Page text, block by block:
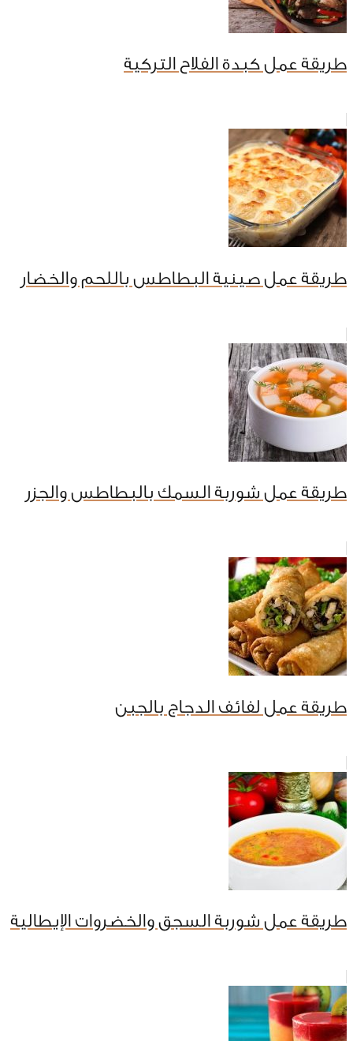
طريقة عمل كبدة الفلاح التركية
طريقة عمل صينية البطاطس باللحم والخضار
طريقة عمل شوربة السمك بالبطاطس والجزر
طريقة عمل لفائف الدجاج بالجبن
طريقة عمل شوربة السجق والخضروات الإيطالية